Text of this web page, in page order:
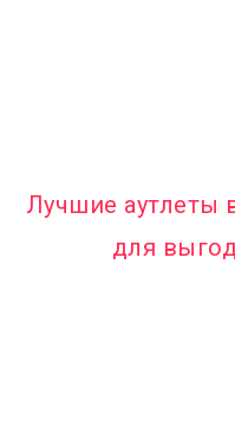
Лучшие аутлеты
для